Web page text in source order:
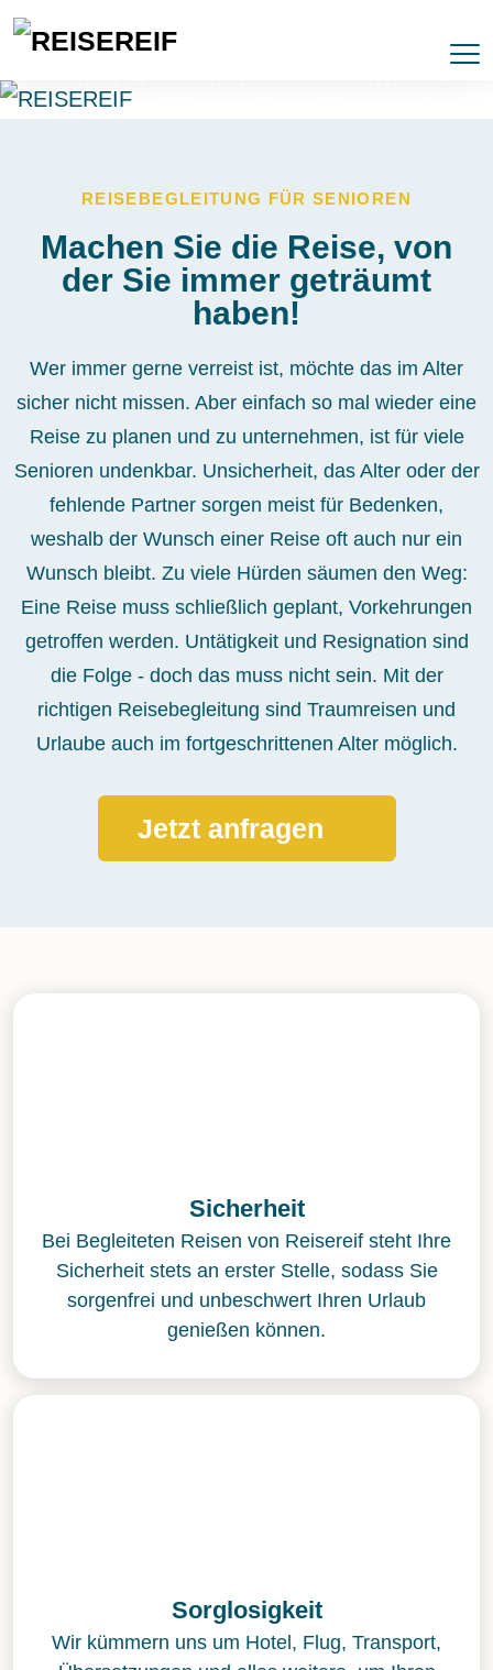
Mit professioneller
Reisebegleitung
REISEBEGLEITUNG FÜR SENIOREN
Machen Sie die Reise, von
der Sie immer geträumt
haben!
Wer immer gerne verreist ist, möchte das im Alter
sicher nicht missen. Aber einfach so mal wieder eine
Reise zu planen und zu unternehmen, ist für viele
Senioren undenkbar. Unsicherheit, das Alter oder der
fehlende Partner sorgen meist für Bedenken,
weshalb der Wunsch einer Reise oft auch nur ein
Wunsch bleibt. Zu viele Hürden säumen den Weg:
Eine Reise muss schließlich geplant, Vorkehrungen
getroffen werden. Untätigkeit und Resignation sind
die Folge - doch das muss nicht sein. Mit der
richtigen Reisebegleitung sind Traumreisen und
Urlaube auch im fortgeschrittenen Alter möglich.
Jetzt anfragen
Sicherheit
Bei Begleiteten Reisen von Reisereif steht Ihre
Sicherheit stets an erster Stelle, sodass Sie
sorgenfrei und unbeschwert Ihren Urlaub
genießen können.
Sorglosigkeit
Wir kümmern uns um Hotel, Flug, Transport,